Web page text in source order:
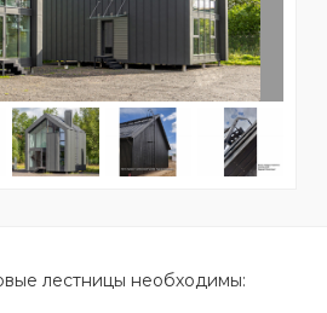
лестницы необходимы: